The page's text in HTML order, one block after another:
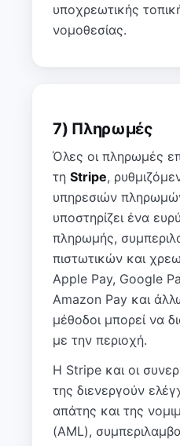
υποχρεωτικής
νομοθεσίας.
7) Πληρωμές
Όλες οι πληρωμές
τη Stripe,
υπηρεσιών
υποστηρίζει ένα
πληρωμής,
πιστωτικών και
Apple Pay, Google
Amazon Pay και
μέθοδοι μπορεί να
με την περιοχή.
Η Stripe και οι
της διενεργούν
απάτης και της
(AML),